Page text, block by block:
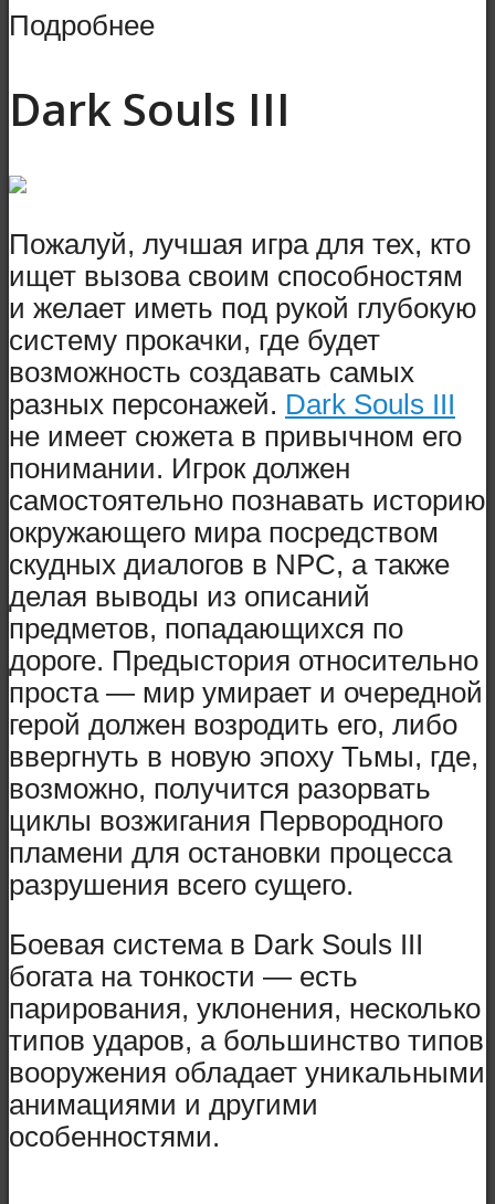
Подробнее
Dark Souls III
Пожалуй, лучшая игра для тех, кто
ищет вызова своим способностям
и желает иметь под рукой глубокую
систему прокачки, где будет
возможность создавать самых
разных персонажей. Dark Souls III
не имеет сюжета в привычном его
понимании. Игрок должен
самостоятельно познавать историю
окружающего мира посредством
скудных диалогов в NPC, а также
делая выводы из описаний
предметов, попадающихся по
дороге. Предыстория относительно
проста — мир умирает и очередной
герой должен возродить его, либо
ввергнуть в новую эпоху Тьмы, где,
возможно, получится разорвать
циклы возжигания Первородного
пламени для остановки процесса
разрушения всего сущего.
Боевая система в Dark Souls III
богата на тонкости — есть
парирования, уклонения, несколько
типов ударов, а большинство типов
вооружения обладает уникальными
анимациями и другими
особенностями.